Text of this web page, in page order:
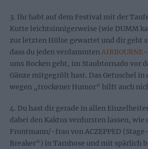
3. Ihr habt auf dem Festival mit der
Kutte leichtsinnigerweise (wie DUMM
zur letzten Hülse gewartet und dir geht
dass du jeden verdammten AIRBOURNE-
ums Rocken geht, im Staubtornado vor
Gänze mitgegrölt hast. Das Getuschel in
wegen „trockener Humor“ hilft auch
4. Du hast dir gerade in allen
dabei den Kaktus verdursten lassen, wie
Frontmann/-frau von ACZEPPED
Breaker“) in Tarnhose und mit spärlich